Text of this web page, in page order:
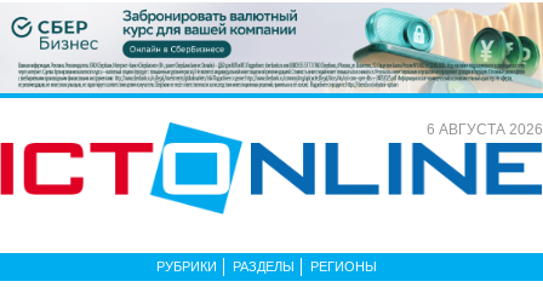
6 АВГУСТА 2026
РУБРИКИ РАЗДЕЛЫ РЕГИОНЫ